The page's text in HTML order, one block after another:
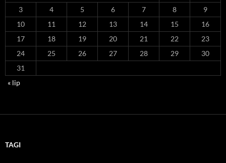
3
4 5 6 7 8
9
10
11 12 13 14 15
16
17
18 19 20 21 22
23
24
25 26 27 28 29
30
31
« lip
TAGI